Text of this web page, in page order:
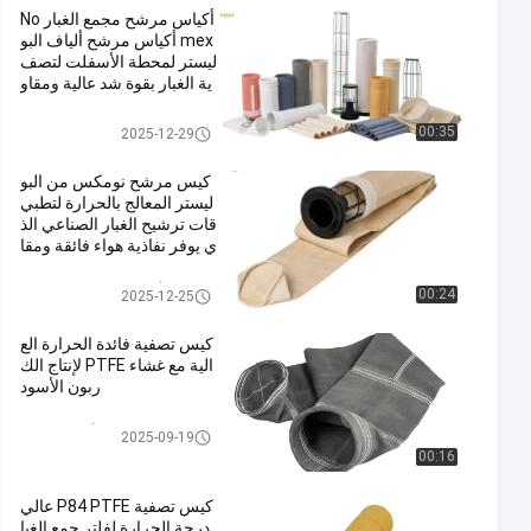
00:35
أكياس مرشح مجمع الغبار No
mex أكياس مرشح ألياف البو
ليستر لمحطة الأسفلت لتصف
ية الغبار بقوة شد عالية ومقاو
كيس فلتر بوليستر2025-12-29
00:24
كيس مرشح نومكس من البو
ليستر المعالج بالحرارة لتطبي
قات ترشيح الغبار الصناعي الذ
ي يوفر نفاذية هواء فائقة ومقا
أكياس تصفية جامع الغبار
2025-12-25
00:16
كيس تصفية فائدة الحرارة الع
الية مع غشاء PTFE لإنتاج الك
ربون الأسود
كيس فلتر من ألياف الزجاج
2025-09-19
كيس تصفية P84 PTFE عالي